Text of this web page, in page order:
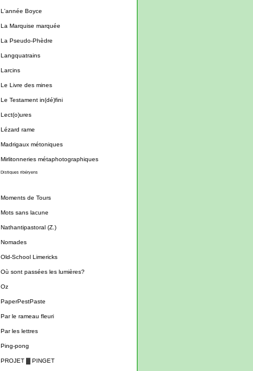
L'année Boyce
La Marquise marquée
La Pseudo-Phèdre
Langquatrains
Larcins
Le Livre des mines
Le Testament in(dé)fini
Lect(o)ures
Lézard rame
Madrigaux métoniques
Mirlitonneries métaphotographiques
Distiques ribéryens
Moments de Tours
Mots sans lacune
Nathantipastoral (Z.)
Nomades
Old-School Limericks
Où sont passées les lumières?
Oz
PaperPestPaste
Par le rameau fleuri
Par les lettres
Ping-pong
PROJET ▓ PINGET